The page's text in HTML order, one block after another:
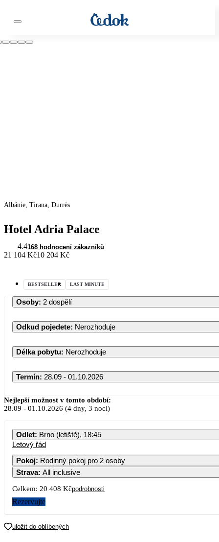
Albánie, Tirana, Durrës
Hotel Adria Palace
4.4168 hodnocení zákazníků
21 104 Kč10 204 Kč
BESTSELLER LAST MINUTE
Osoby: 2 dospělí
Odkud pojedete: Nerozhoduje
Délka pobytu: Nerozhoduje
Termín: 28.09 - 01.10.2026
PO
Nejlepší možnost v tomto období:
28.09 - 01.10.2026 (4 dny, 3 noci)
Odlet: Brno (letiště), 18:45
Letový řád
Pokoj: Rodinný pokoj pro 2 osoby
Strava: All inclusive
Celkem: 20 408 Kčpodrobnosti
Rezervujte
uložit do oblíbených